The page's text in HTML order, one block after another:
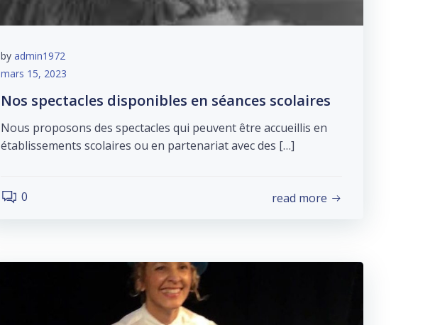
by admin1972
mars 15, 2023
Nos spectacles disponibles en séances scolaires
Nous proposons des spectacles qui peuvent être accueillis en
établissements scolaires ou en partenariat avec des […]
0 read more